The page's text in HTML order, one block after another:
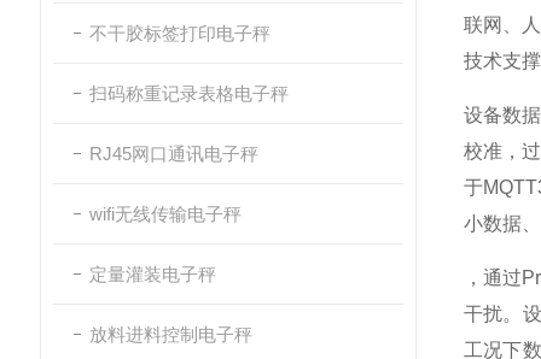
不干胶标签打印电子秤
扫码称重记录表格电子秤
RJ45网口通讯电子秤
wifi无线传输电子秤
定量灌装电子秤
放料进料控制电子秤
联网、
技术支
设备数
校准，
于
小数据
，通过
干扰。
工况下